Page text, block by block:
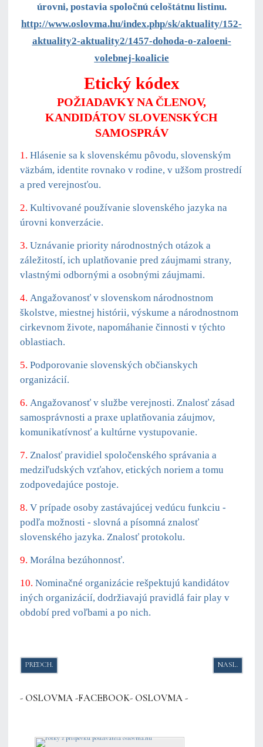
úrovni, postavia spoločnú celoštátnu listinu.
http://www.oslovma.hu/index.php/sk/aktuality/152-
aktuality2-aktuality2/1457-dohoda-o-zaloeni-
volebnej-koalicie
Etický kódex
POŽIADAVKY NA ČLENOV,
KANDIDÁTOV SLOVENSKÝCH
SAMOSPRÁV
1. Hlásenie sa k slovenskému pôvodu, slovenským
väzbám, identite rovnako v rodine, v užšom prostredí
a pred verejnosťou.
2. Kultivované používanie slovenského jazyka na
úrovni konverzácie.
3. Uznávanie priority národnostných otázok a
záležitostí, ich uplatňovanie pred záujmami strany,
vlastnými odbornými a osobnými záujmami.
4. Angažovanosť v slovenskom národnostnom
školstve, miestnej histórii, výskume a národnostnom
cirkevnom živote, napomáhanie činnosti v týchto
oblastiach.
5. Podporovanie slovenských občianskych
organizácií.
6. Angažovanosť v službe verejnosti. Znalosť zásad
samosprávnosti a praxe uplatňovania záujmov,
komunikatívnosť a kultúrne vystupovanie.
7. Znalosť pravidiel spoločenského správania a
medziľudských vzťahov, etických noriem a tomu
zodpovedajúce postoje.
8. V prípade osoby zastávajúcej vedúcu funkciu -
podľa možnosti - slovná a písomná znalosť
slovenského jazyka. Znalosť protokolu.
9. Morálna bezúhonnosť.
10. Nominačné organizácie rešpektujú kandidátov
iných organizácií, dodržiavajú pravidlá fair play v
období pred voľbami a po nich.
PREDCHÁDZAJÚCI ČLÁNOK: TALLÓZÓ - SAJTÓSZEMLE / 2019. MÁRCIUS-
PREDCH. NASL.
- OSLOVMA -FACEBOOK- OSLOVMA -